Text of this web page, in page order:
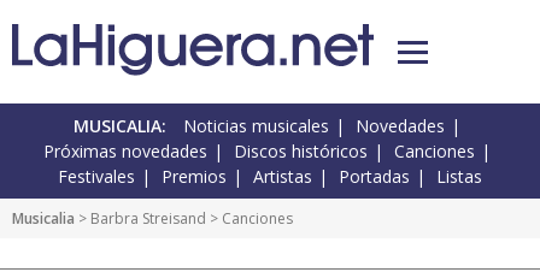
MUSICALIA: Noticias musicales
Novedades
Próximas novedades
Discos históricos
Canciones
Festivales
Premios Artistas Portadas Listas
Musicalia > Barbra Streisand > Canciones